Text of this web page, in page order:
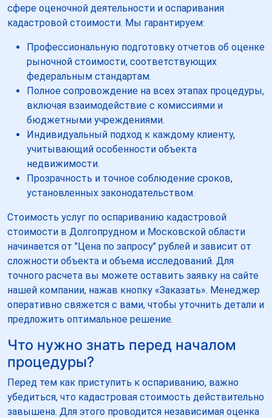
сфере оценочной деятельности и оспаривания
кадастровой стоимости. Мы гарантируем:
Профессиональную подготовку отчетов об оценке
рыночной стоимости, соответствующих
федеральным стандартам.
Полное сопровождение на всех этапах процедуры,
включая взаимодействие с комиссиями и
бюджетными учреждениями.
Индивидуальный подход к каждому клиенту,
учитывающий особенности объекта
недвижимости.
Прозрачность и точное соблюдение сроков,
установленных законодательством.
Стоимость услуг по оспариванию кадастровой
стоимости в Долгопрудном и Московской области
начинается от "Цена по запросу" рублей и зависит от
сложности объекта и объема исследований. Для
точного расчета вы можете оставить заявку на сайте
нашей компании, нажав кнопку «Заказать». Менеджер
оперативно свяжется с вами, чтобы уточнить детали и
предложить оптимальное решение.
Что нужно знать перед началом
процедуры?
Перед тем как приступить к оспариванию, важно
убедиться, что кадастровая стоимость действительно
завышена. Для этого проводится независимая оценка